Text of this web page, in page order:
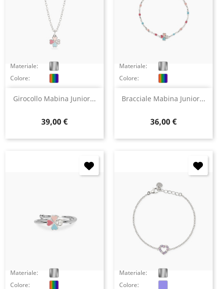
Girocollo Mabina Junior...
Prezzo
39,00 €
Materiale:
Colore:
Bracciale Mabina Junior...
Prezzo
36,00 €
Materiale:
Colore:
Materiale:
Colore:
Materiale:
Colore: